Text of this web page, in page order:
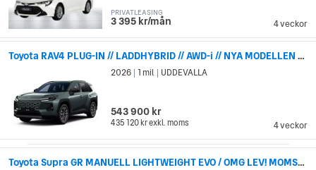
4 veckor
PRIVATLEASING
3 395 kr/mån
Toyota RAV4 PLUG-IN // LADDHYBRID // AWD-i // NYA MODELLEN FÖR BEST
4 veckor
2026 1 mil UDDEVALLA
543 900 kr
435 120 krexkl. moms
Toyota Supra GR MANUELL LIGHTWEIGHT EVO / OMG LEV! MOMSBIL!